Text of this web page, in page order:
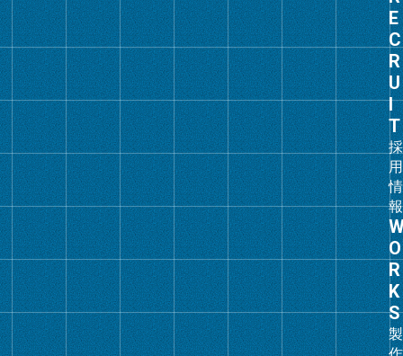
採
用
情
報
ル
ー
プ
リ
ン
ク
製
グ
ル
ー
プ
リ
ン